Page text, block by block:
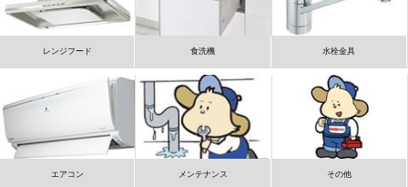
レンジフード 食洗機 水栓金具
エアコン メンテナンス その他